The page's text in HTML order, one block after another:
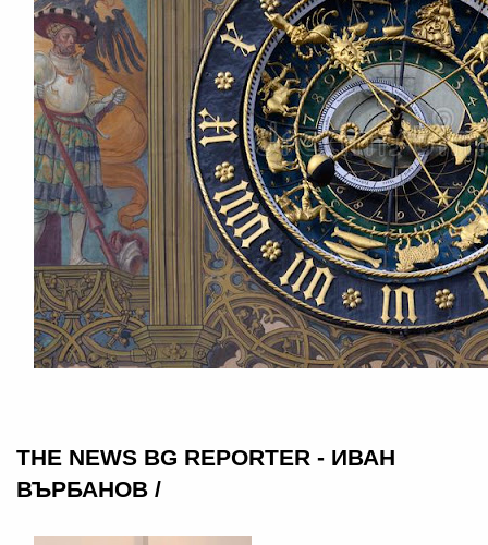
THE NEWS BG REPORTER - ИВАН
ВЪРБАНОВ /